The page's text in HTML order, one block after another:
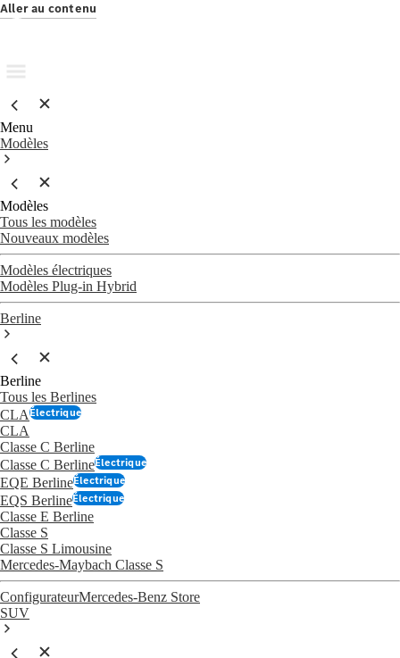
Aller au contenu
Menu
Modèles
Modèles
Tous les modèles
Nouveaux modèles
Modèles électriques
Modèles Plug-in Hybrid
Berline
Berline
Tous les Berlines
CLAÉlectrique
CLA
Classe C Berline
Classe C BerlineÉlectrique
EQE BerlineÉlectrique
EQS BerlineÉlectrique
Classe E Berline
Classe S
Classe S Limousine
Mercedes-Maybach Classe S
ConfigurateurMercedes-Benz Store
SUV